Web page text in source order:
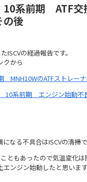
系前期 ATF交
の後
ISCVの経過報告です。
クから
MNH10WのATFストレー
10系前期 エンジン始動不
なる不具合はISCVの清掃で
ともあったので気温変化
エンジン始動したと思いま